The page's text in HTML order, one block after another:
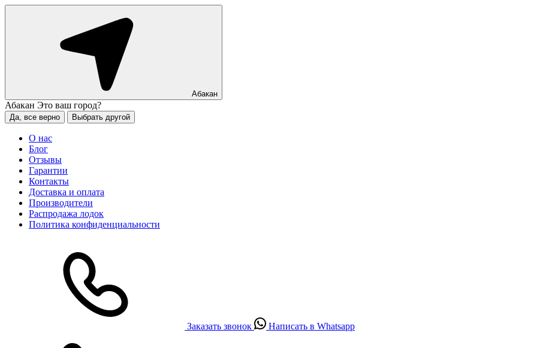
Абакан
Абакан Это ваш город?
Да, все верно Выбрать другой
О нас
Блог
Отзывы
Гарантии
Контакты
Доставка и оплата
Производители
Распродажа лодок
Политика конфиденциальности
Заказать звонок Написать в Whatsapp